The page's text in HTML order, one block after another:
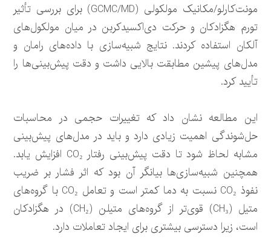
مونت‌کارلو/مکانیک مولکولی (GCMC/MD) برای بررسی تأثیر
تورم هگزادکان و حرکت دی‌اکسیدکربن در میان مولکول‌های
آلکان استفاده کردند. نتایج شبیه‌سازی با داده‌های رامان و
مدل‌های پیشین مطابقت بالایی داشت و دقت پیش‌بینی‌ها را
تأیید کرد.
این مطالعه نشان داد که تغییرات حجمی در محاسبات
حل‌شوندگی اهمیت زیادی دارد و باید در مدل‌های پیش‌بینی
مشابه لحاظ شود تا دقت پیش‌بینی رفتار CO₂ افزایش یابد.
همچنین شبیه‌سازی‌ها بیانگر آن بود که اثر فشار بر ضریب
نفوذ CO₂ نسبت به دما کمتر است و تعامل CO₂ با گروه‌های
متیل (CH₃) قوی‌تر از گروه‌های متیلن (CH₂) در هگزادکان
است، زیرا دسترسی بیشتری برای ایجاد تعاملات دارد.